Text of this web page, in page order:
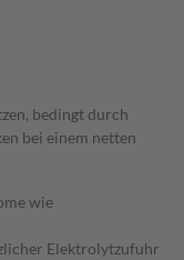
bedingt durch
bei einem netten
wie
Elektrolytzufuhr